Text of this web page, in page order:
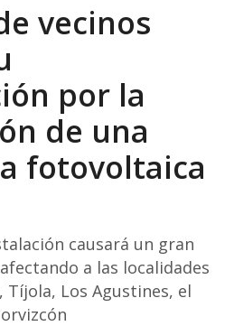
vecinos
por la
de una
fotovoltaica
causará un gran
a las localidades
Tíjola, Los Agustines, el